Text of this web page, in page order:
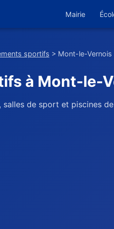
Mairie
sportifs > Mont-le-Vernois
à Mont-le-
de sport et piscines